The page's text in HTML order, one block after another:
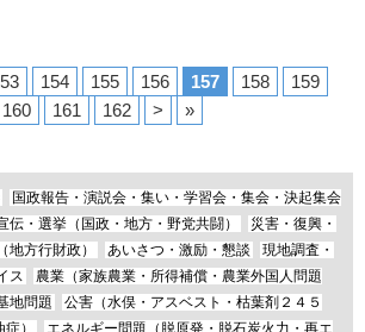
154 155 156 157 158
159
160
161 162 > »
国政報告・演説会・集い・学習会・集会・決起集会
伝・選挙（国政・地方・野党共闘）
災害・復興・
地方行財政） あいさつ・激励・懇談
現地調査・
ス
農業（家族農業・所得補償・農業外国人問題
地問題
公害（水俣・アスベスト・枯葉剤２４５
）
エネルギー問題（脱原発・脱石炭火力・再エ